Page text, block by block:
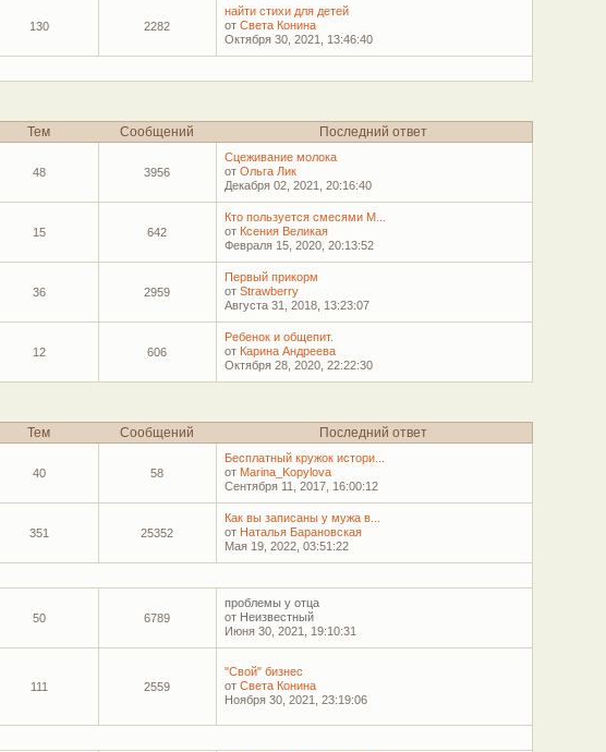
130 2282
найти стихи для детей
отСвета Конина
Октября 30, 2021, 13:46:40
Тем Сообщений
Последний ответ
48 3956
Сцеживание молока
отОльга Лик
Декабря 02, 2021, 20:16:40
15 642
Кто пользуется смесями М...
от Ксения Великая
Февраля 15, 2020, 20:13:52
36 2959
Первый прикорм
отStrawberry
Августа 31, 2018, 13:23:07
12 606
Ребенок и общепит.
от Карина Андреева
Октября 28, 2020, 22:22:30
Тем Сообщений
Последний ответ
40 58
Бесплатный кружок истори...
от Marina_Kopylova
Сентября 11, 2017, 16:00:12
351 25352
Как вы записаны у мужа в...
от Наталья Барановская
Мая 19, 2022, 03:51:22
50 6789
проблемы у отца
от Неизвестный
Июня 30, 2021, 19:10:31
111 2559
"Свой" бизнес
отСвета Конина
Ноября 30, 2021, 23:19:06